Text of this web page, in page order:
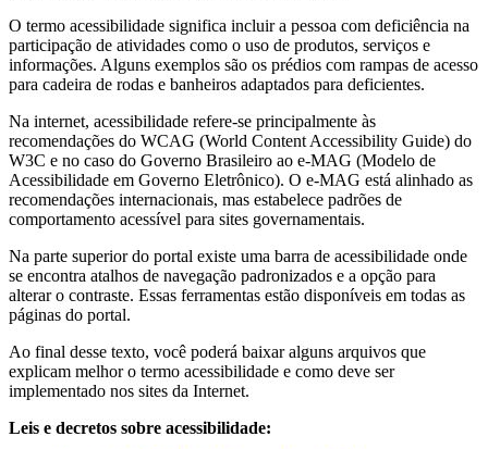
O termo acessibilidade significa incluir a pessoa com deficiência na
participação de atividades como o uso de produtos, serviços e
informações. Alguns exemplos são os prédios com rampas de acesso
para cadeira de rodas e banheiros adaptados para deficientes.
Na internet, acessibilidade refere-se principalmente às
recomendações do WCAG (World Content Accessibility Guide) do
W3C e no caso do Governo Brasileiro ao e-MAG (Modelo de
Acessibilidade em Governo Eletrônico). O e-MAG está alinhado as
recomendações internacionais, mas estabelece padrões de
comportamento acessível para sites governamentais.
Na parte superior do portal existe uma barra de acessibilidade onde
se encontra atalhos de navegação padronizados e a opção para
alterar o contraste. Essas ferramentas estão disponíveis em todas as
páginas do portal.
Ao final desse texto, você poderá baixar alguns arquivos que
explicam melhor o termo acessibilidade e como deve ser
implementado nos sites da Internet.
Leis e decretos sobre acessibilidade: